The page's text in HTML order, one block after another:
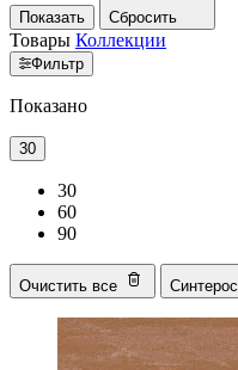
Показать Сбросить
Товары Коллекции
Фильтр
Показано
30
30
60
90
Очистить все Синтерос